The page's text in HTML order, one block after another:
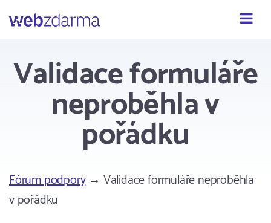
Webzdarma
Validace formuláře
neproběhla v
pořádku
Fórum podpory→ Validace formuláře neproběhla
v pořádku